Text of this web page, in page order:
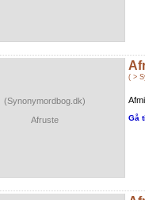
(Synonymordbog.dk)
Afruste
( >
Gå